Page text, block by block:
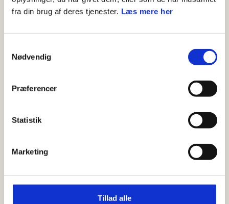
fra din brug af deres tjenester. Læs mere her
Nødvendig
Præferencer
Statistik
Marketing
Tillad alle
Bhutanesisk bueskydning
desuden lære at lave din helt egen bue.
120+ minutter